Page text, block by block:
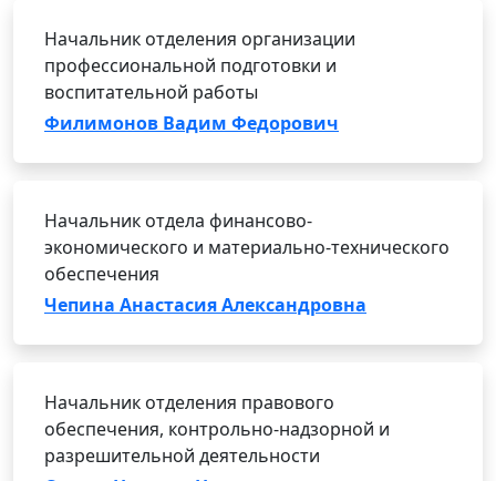
Начальник отделения организации
профессиональной подготовки и
воспитательной работы
Филимонов Вадим Федорович
Начальник отдела финансово-
экономического и материально-технического
обеспечения
Чепина Анастасия Александровна
Начальник отделения правового
обеспечения, контрольно-надзорной и
разрешительной деятельности